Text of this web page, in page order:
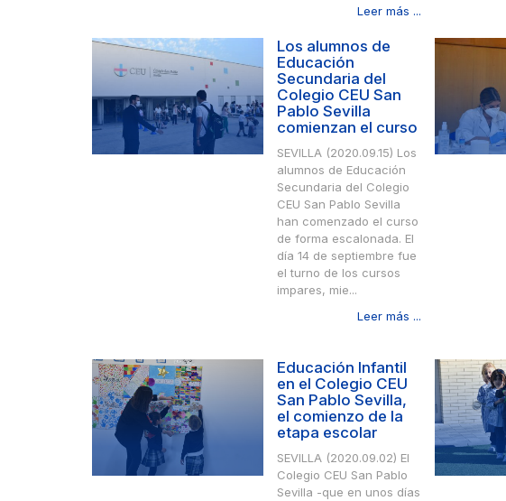
Leer más ...
Los alumnos de
Educación
Secundaria del
Colegio CEU San
Pablo Sevilla
comienzan el curso
SEVILLA (2020.09.15) Los
alumnos de Educación
Secundaria del Colegio
CEU San Pablo Sevilla
han comenzado el curso
de forma escalonada. El
día 14 de septiembre fue
el turno de los cursos
impares, mie...
Leer más ...
Educación Infantil
en el Colegio CEU
San Pablo Sevilla,
el comienzo de la
etapa escolar
SEVILLA (2020.09.02) El
Colegio CEU San Pablo
Sevilla -que en unos días